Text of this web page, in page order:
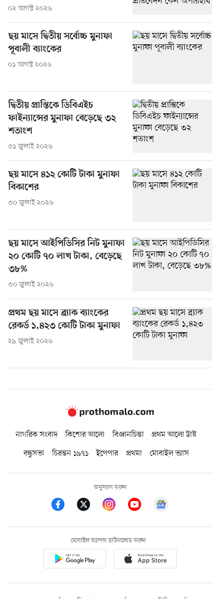
০২ আগস্ট ২০২৬
ছয় মাসে দ্বিতীয় সর্বোচ্চ মুনাফা
পূবালী ব্যাংকের
০১ আগস্ট ২০২৬
দ্বিতীয় প্রান্তিকে ডিবিএইচ
ফাইন্যান্সের মুনাফা বেড়েছে ৩২
শতাংশ
৩১ জুলাই ২০২৬
ছয় মাসে ৪১২ কোটি টাকা মুনাফা
বিকাশের
৩০ জুলাই ২০২৬
ছয় মাসে আইপিডিসির নিট মুনাফা
২০ কোটি ৭০ লাখ টাকা, বেড়েছে
৩৮%
৩০ জুলাই ২০২৬
প্রথম ছয় মাসে ব্র্যাক ব্যাংকের
রেকর্ড ১,৪২৩ কোটি টাকা মুনাফা
২৯ জুলাই ২০২৬
নাগরিক সংবাদ কিশোর আলো বিজ্ঞানচিন্তা
প্রথম আলো ট্রাস্ট
বন্ধুসভা
চিরন্তন ১৯৭১ ইপেপার প্রথমা মোবাইল ভ্যাস
অনুসরণ করুন
মোবাইল অ্যাপস ডাউনলোড করুন